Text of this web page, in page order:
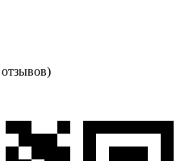
отзывов)